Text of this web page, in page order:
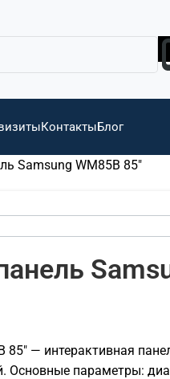
КонтактыБлог
Samsung WM85B 85"
— интерактивная
Основные параметры: